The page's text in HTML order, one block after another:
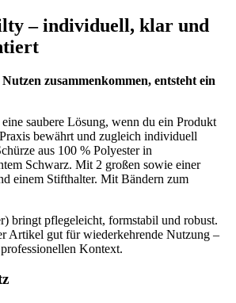
– individuell, klar und
zusammenkommen, entsteht ein
eine saubere Lösung, wenn du ein Produkt
bewährt und zugleich individuell
aus 100 % Polyester in
Schwarz. Mit 2 großen sowie einer
einem Stifthalter. Mit Bändern zum
bringt pflegeleicht, formstabil und robust.
Artikel gut für wiederkehrende Nutzung –
Kontext.